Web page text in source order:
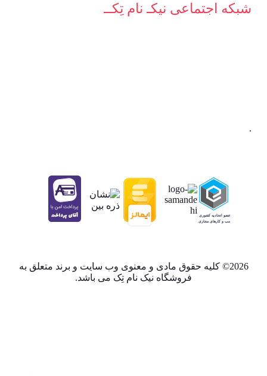
شبکه‌ اجتماعی نیکـ نام تِکــ
.
2026© کلیه حقوق مادی و معنوی وب سایت و برند متعلق به
فروشگاه نیک نام تِک می باشد.